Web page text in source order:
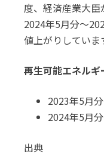
度、経済産業大臣
2024年5月分～
値上がりしていま
再生可能エネル
2023年5月
2024年5月
出典